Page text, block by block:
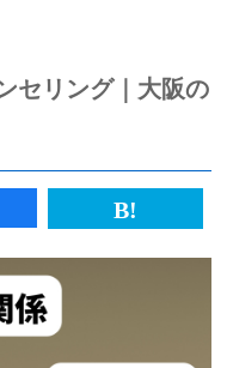
セリング｜大阪の